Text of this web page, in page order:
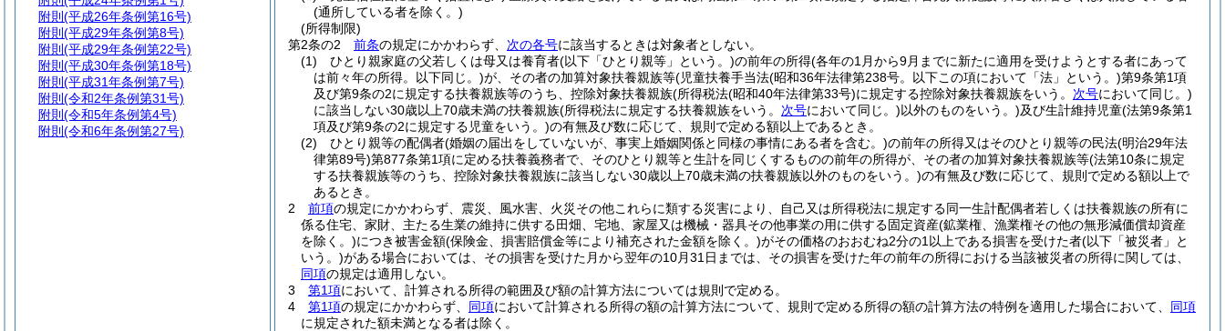
(通所している者を除く。)
(所得制限)
第2条の2
前条の規定にかかわらず、 次の各号に該当するときは対象者としない。
(1)
ひとり親家庭の父若しくは母又は養育者(以下「ひとり親等」という。)の前年の所得(各年の1月から9月までに新たに適用を受けようとする者にあって
は前々年の所得。以下同じ。)が、その者の加算対象扶養親族等(児童扶養手当法(昭和36年法律第238号。以下この項において「法」という。)第9条第1項
及び第9条の2に規定する扶養親族等のうち、控除対象扶養親族(所得税法(昭和40年法律第33号)に規定する控除対象扶養親族をいう。 次号において同じ。)
に該当しない30歳以上70歳未満の扶養親族(所得税法に規定する扶養親族をいう。 次号において同じ。)以外のものをいう。)及び生計維持児童(法第9条第1
項及び第9条の2に規定する児童をいう。)の有無及び数に応じて、規則で定める額以上であるとき。
(2)
ひとり親等の配偶者(婚姻の届出をしていないが、事実上婚姻関係と同様の事情にある者を含む。)の前年の所得又はそのひとり親等の民法(明治29年法
律第89号)第877条第1項に定める扶養義務者で、そのひとり親等と生計を同じくするものの前年の所得が、その者の加算対象扶養親族等(法第10条に規定
する扶養親族等のうち、控除対象扶養親族に該当しない30歳以上70歳未満の扶養親族以外のものをいう。)の有無及び数に応じて、規則で定める額以上で
あるとき。
2
前項の規定にかかわらず、震災、風水害、火災その他これらに類する災害により、自己又は所得税法に規定する同一生計配偶者若しくは扶養親族の所有に
係る住宅、家財、主たる生業の維持に供する田畑、宅地、家屋又は機械・器具その他事業の用に供する固定資産(鉱業権、漁業権その他の無形減価償却資産
を除く。)につき被害金額(保険金、損害賠償金等により補充された金額を除く。)がその価格のおおむね2分の1以上である損害を受けた者(以下「被災者」と
いう。)がある場合においては、その損害を受けた月から翌年の10月31日までは、その損害を受けた年の前年の所得における当該被災者の所得に関しては、
同項の規定は適用しない。
3
第1項において、計算される所得の範囲及び額の計算方法については規則で定める。
4
第1項の規定にかかわらず、 同項において計算される所得の額の計算方法について、規則で定める所得の額の計算方法の特例を適用した場合において、 同項
に規定された額未満となる者は除く。
附則 (平成26年条例第16号)
附則 (平成29年条例第8号)
附則 (平成29年条例第22号)
附則 (平成30年条例第18号)
附則 (平成31年条例第7号)
附則 (令和2年条例第31号)
附則 (令和5年条例第4号)
附則 (令和6年条例第27号)